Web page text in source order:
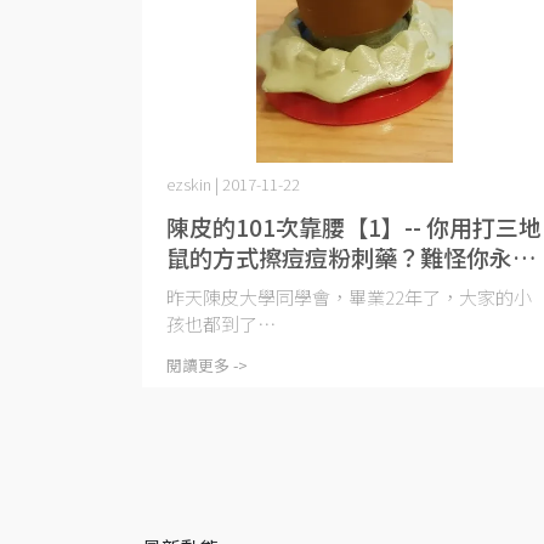
陳皮的101次靠腰【1】-- 你用打三地
鼠的方式擦痘痘粉刺藥？難怪你永遠
不會好
ezskin | 2017-11-22
昨天陳皮大學同學會，畢業22年了，大家的小
孩也都到了⋯
閱讀更多 ->